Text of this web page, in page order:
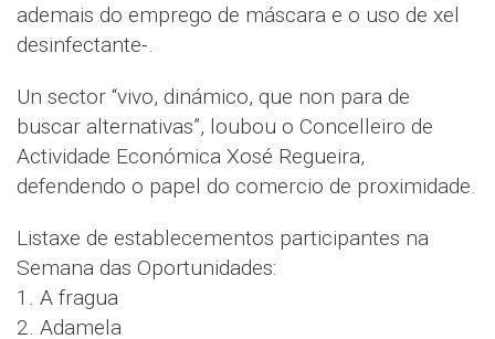
ademais do emprego de máscara e o uso de xel
desinfectante-.
Un sector “vivo, dinámico, que non para de
buscar alternativas”, loubou o Concelleiro de
Actividade Económica Xosé Regueira,
defendendo o papel do comercio de proximidade.
Listaxe de establecementos participantes na
Semana das Oportunidades:
1. A fragua
2. Adamela